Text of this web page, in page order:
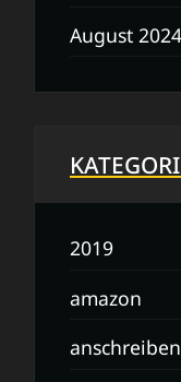
August 2024
2019
amazon
anschreiben